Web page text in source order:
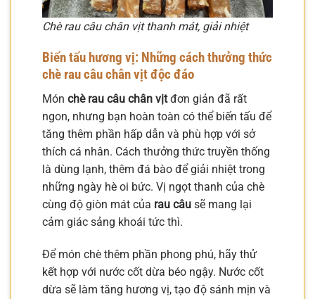
Chè rau câu chân vịt thanh mát, giải nhiệt
Biến tấu hương vị: Những cách thưởng thức
chè rau câu chân vịt độc đáo
Món chè rau câu chân vịtđơn giản đã rất
ngon, nhưng bạn hoàn toàn có thể biến tấu để
tăng thêm phần hấp dẫn và phù hợp với sở
thích cá nhân. Cách thưởng thức truyền thống
là dùng lạnh, thêm đá bào để giải nhiệt trong
những ngày hè oi bức. Vị ngọt thanh của chè
cùng độ giòn mát của rau câu sẽ mang lại
cảm giác sảng khoái tức thì.
Để món chè thêm phần phong phú, hãy thử
kết hợp với nước cốt dừa béo ngậy. Nước cốt
dừa sẽ làm tăng hương vị, tạo độ sánh mịn và